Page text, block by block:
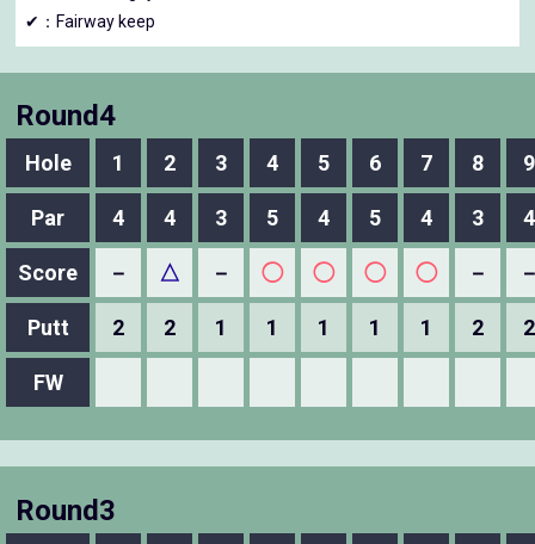
✔：Fairway keep
Round4
Hole 1 2 3 4 5 6 7 8 9
Par 4 4 3 5 4 5 4 3 4
Score － △ － ◯ ◯ ◯ ◯ －
Putt 2 2 1 1 1 1 1 2 2
FW
Round3